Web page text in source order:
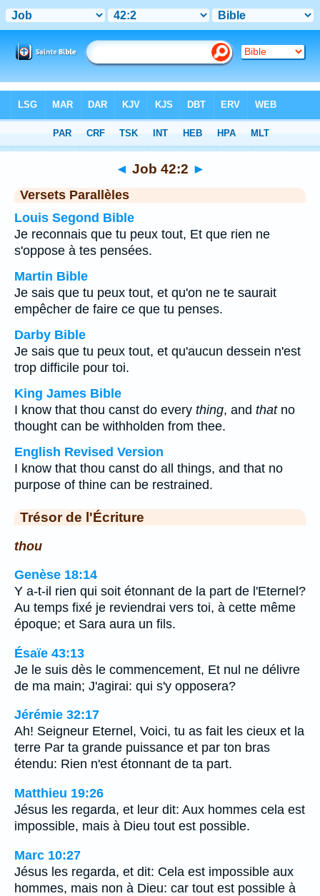
Chapitre 42 > Verset 2
◄ Job 42:2 ►
Versets Parallèles
Louis Segond Bible
Je reconnais que tu peux tout, Et que rien ne
s'oppose à tes pensées.
Martin Bible
Je sais que tu peux tout, et qu'on ne te saurait
empêcher de faire ce que tu penses.
Darby Bible
Je sais que tu peux tout, et qu'aucun dessein n'est
trop difficile pour toi.
King James Bible
I know that thou canst do every thing, and thatno
thought can be withholden from thee.
English Revised Version
I know that thou canst do all things, and that no
purpose of thine can be restrained.
Trésor de l'Écriture
thou
Genèse 18:14
Y a-t-il rien qui soit étonnant de la part de l'Eternel?
Au temps fixé je reviendrai vers toi, à cette même
époque; et Sara aura un fils.
Ésaïe 43:13
Je le suis dès le commencement, Et nul ne délivre
de ma main; J'agirai: qui s'y opposera?
Jérémie 32:17
Ah! Seigneur Eternel, Voici, tu as fait les cieux et la
terre Par ta grande puissance et par ton bras
étendu: Rien n'est étonnant de ta part.
Matthieu 19:26
Jésus les regarda, et leur dit: Aux hommes cela est
impossible, mais à Dieu tout est possible.
Marc 10:27
Jésus les regarda, et dit: Cela est impossible aux
hommes, mais non à Dieu: car tout est possible à